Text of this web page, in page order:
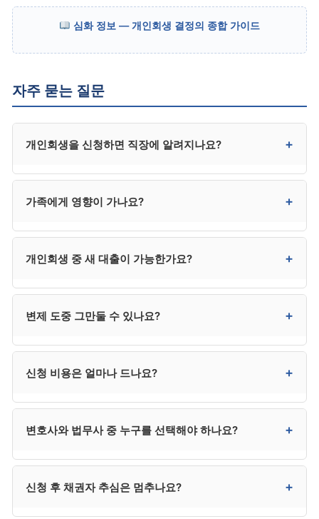
심화 정보 — 개인회생 결정의 종합 가이드
자주 묻는 질문
개인회생을 신청하면 직장에 알려지나요? +
압류가 진행 중이었다면 회사가 이미 인지하고 있을 수
통해 인지될 수 있습니다.
가족에게 영향이 가나요? +
자녀의 채무에는 영향이 없습니다. 다만 가족이 본인
남습니다.
개인회생 중 새 대출이 가능한가요? +
필요합니다. 무허가 신규 채무는 변제계획 위반이 되어
변제 도중 그만둘 수 있나요? +
회수되지 않으며, 채권자 추심이 재개됩니다. 사정
검토하시는 것이 안전합니다.
신청 비용은 얼마나 드나요? +
원으로 총 320만~430만 원 수준입니다. 법무사는 다소
분납이 가능한 사무소가 대부분입니다.
변호사와 법무사 중 누구를 선택해야 하나요? +
채권자 이의가 예상되거나 복잡한 사건은 변호사가
신청 후 채권자 추심은 멈추나요? +